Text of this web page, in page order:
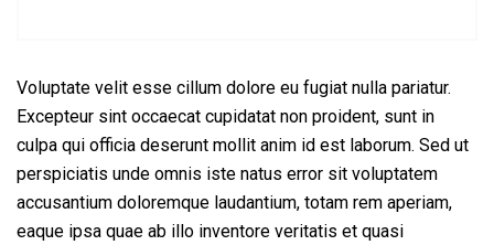
Voluptate velit esse cillum dolore eu fugiat nulla pariatur.
Excepteur sint occaecat cupidatat non proident, sunt in
culpa qui officia deserunt mollit anim id est laborum. Sed ut
perspiciatis unde omnis iste natus error sit voluptatem
accusantium doloremque laudantium, totam rem aperiam,
eaque ipsa quae ab illo inventore veritatis et quasi